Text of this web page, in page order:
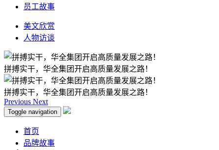
员工故事
美文欣赏
人物访谈
拼搏实干，华全集团开启高质量发展之路！
拼搏实干，华全集团开启高质量发展之路！
Previous Next
Toggle navigation
首页
品牌故事